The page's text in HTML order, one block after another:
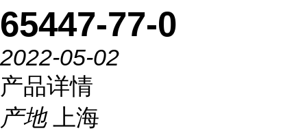
65447-77-0
2022-05-02
产品详情
产地
上海